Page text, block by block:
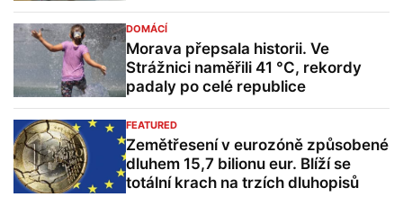
DOMÁCÍ
Morava přepsala historii. Ve
Strážnici naměřili 41 °C, rekordy
padaly po celé republice
FEATURED
Zemětřesení v eurozóně způsobené
dluhem 15,7 bilionu eur. Blíží se
totální krach na trzích dluhopisů